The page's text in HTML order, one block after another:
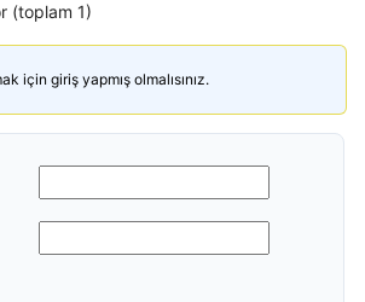
(toplam 1)
için giriş yapmış olmalısınız.